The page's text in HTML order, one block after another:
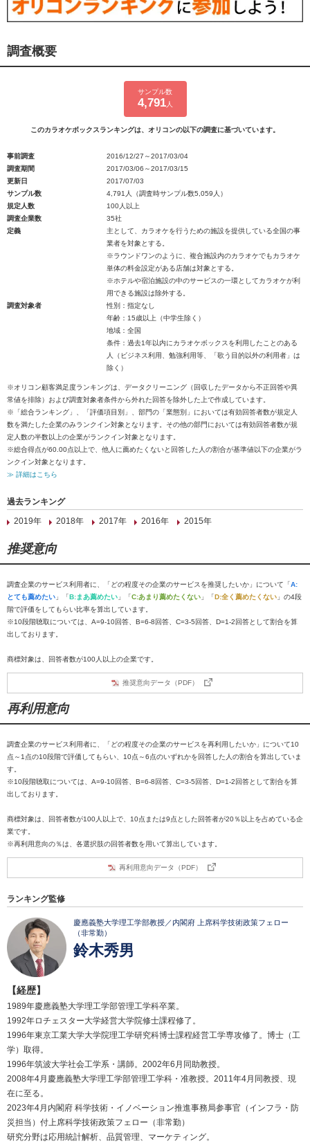
調査概要
サンプル数
4,791人
このカラオケボックスランキングは、オリコンの以下の調査に基づいています。
事前調査
2016/12/27～2017/03/04
調査期間
2017/03/06～2017/03/15
更新日
2017/07/03
サンプル数
4,791人（調査時サンプル数5,059人）
規定人数
100人以上
調査企業数
35社
定義
主として、カラオケを行うための施設を提供している全国の事
業者を対象とする。
※ラウンドワンのように、複合施設内のカラオケでもカラオケ
単体の料金設定がある店舗は対象とする。
※ホテルや宿泊施設の中のサービスの一環としてカラオケが利
用できる施設は除外する。
調査対象者
性別：指定なし
年齢：15歳以上（中学生除く）
地域：全国
条件：過去1年以内にカラオケボックスを利用したことのある
人（ビジネス利用、勉強利用等、「歌う目的以外の利用者」は
除く）
※オリコン顧客満足度ランキングは、データクリーニング（回収したデータから不正回答や異
常値を排除）および調査対象者条件から外れた回答を除外した上で作成しています。
※「総合ランキング」、「評価項目別」、部門の「業態別」においては有効回答者数が規定人
数を満たした企業のみランクイン対象となります。その他の部門においては有効回答者数が規
定人数の半数以上の企業がランクイン対象となります。
※総合得点が60.00点以上で、他人に薦めたくないと回答した人の割合が基準値以下の企業がラ
ンクイン対象となります。
≫ 詳細はこちら
過去ランキング
2019年
2018年 2017年 2016年 2015年
推奨意向
調査企業のサービス利用者に、「どの程度その企業のサービスを推奨したいか」について「A:
とても薦めたい 」「B:まあ薦めたい 」「C:あまり薦めたくない 」「D:全く薦めたくない 」の4段
階で評価をしてもらい比率を算出しています。
※10段階聴取については、A=9-10回答、B=6-8回答、C=3-5回答、D=1-2回答として割合を算
出しております。
商標対象は、回答者数が100人以上の企業です。
推奨意向データ（PDF）
再利用意向
調査企業のサービス利用者に、「どの程度その企業のサービスを再利用したいか」について10
点～1点の10段階で評価してもらい、10点～6点のいずれかを回答した人の割合を算出していま
す。
※10段階聴取については、A=9-10回答、B=6-8回答、C=3-5回答、D=1-2回答として割合を算
出しております。
商標対象は、回答者数が100人以上で、10点または9点とした回答者が20％以上を占めている企
業です。
※再利用意向の％は、各選択肢の回答者数を用いて算出しています。
再利用意向データ（PDF）
ランキング監修
慶應義塾大学理工学部教授／内閣府 上席科学技術政策フェロー
（非常勤）
鈴木秀男
【経歴】
1989年慶應義塾大学理工学部管理工学科卒業。
1992年ロチェスター大学経営大学院修士課程修了。
1996年東京工業大学大学院理工学研究科博士課程経営工学専攻修了。博士（工
学）取得。
1996年筑波大学社会工学系・講師。2002年6月同助教授。
2008年4月慶應義塾大学理工学部管理工学科・准教授。2011年4月同教授、現
在に至る。
2023年4月内閣府 科学技術・イノベーション推進事務局参事官（インフラ・防
災担当）付上席科学技術政策フェロー（非常勤）
研究分野は応用統計解析、品質管理、マーケティング。